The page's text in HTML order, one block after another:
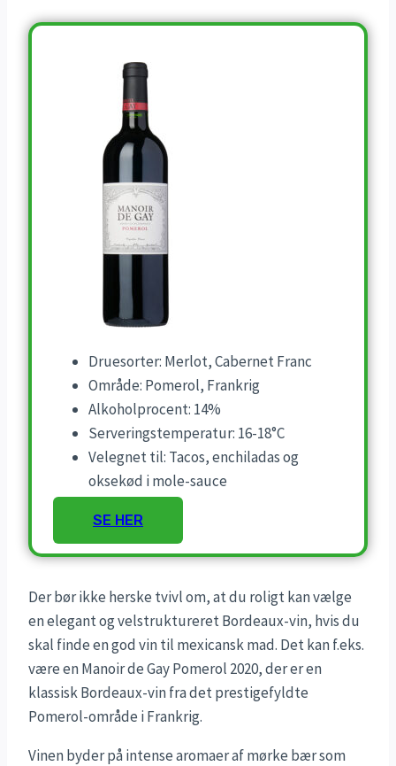
Druesorter: Merlot, Cabernet Franc
Område: Pomerol, Frankrig
Alkoholprocent: 14%
Serveringstemperatur: 16-18°C
Velegnet til: Tacos, enchiladas og
oksekød i mole-sauce
SE HER
Der bør ikke herske tvivl om, at du roligt kan vælge
en elegant og velstruktureret Bordeaux-vin, hvis du
skal finde en god vin til mexicansk mad. Det kan f.eks.
være en Manoir de Gay Pomerol 2020, der er en
klassisk Bordeaux-vin fra det prestigefyldte
Pomerol-område i Frankrig.
Vinen byder på intense aromaer af mørke bær som